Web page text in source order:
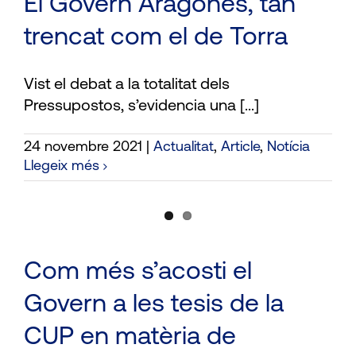
El Govern Aragonès, tan
trencat com el de Torra
Vist el debat a la totalitat dels
Pressupostos, s’evidencia una [...]
24 novembre 2021 Actualitat, Article, Notícia
Llegeix més
Com més s’acosti el
Govern a les tesis de la
CUP en matèria de